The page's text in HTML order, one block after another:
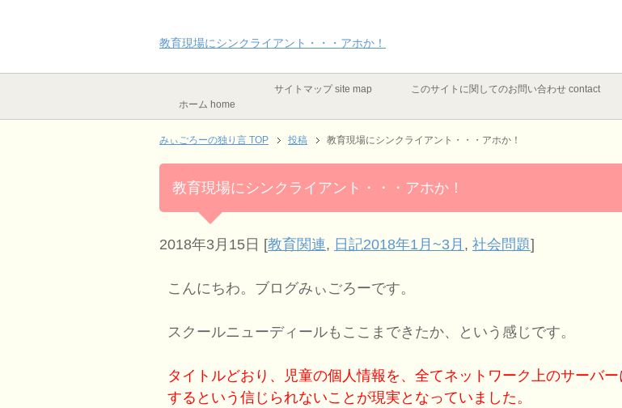
教育現場にシンクライアント・・・アホか！
ホーム home
サイトマップ site map このサイトに関してのお問い合わせ contact
みぃごろーの独り言 TOP 投稿 教育現場にシンクライアント・・・アホか！
教育現場にシンクライアント・・・アホか！
2018年3月15日 [教育関連, 日記2018年1月~3月 , 社会問題]
こんにちわ。ブログみぃごろーです。
スクールニューディールもここまできたか、という感じです。
タイトルどおり、児童の個人情報を、全てネットワーク上のサーバ
するという信じられないことが現実となっていました。